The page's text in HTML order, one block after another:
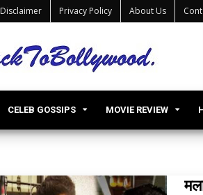
Disclaimer Privacy Policy About Us
CELEB GOSSIPS MOVIE REVIEW